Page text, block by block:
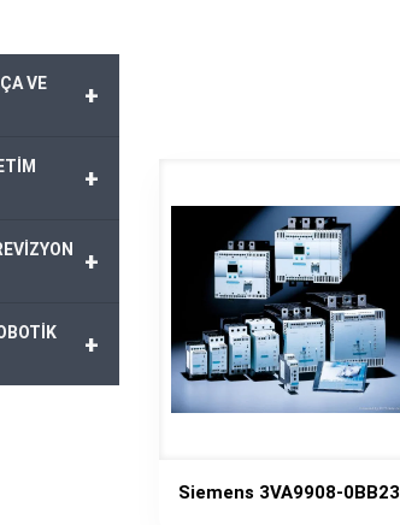
Siemens 3VA9908-0BB23
+
VE
+
+
+